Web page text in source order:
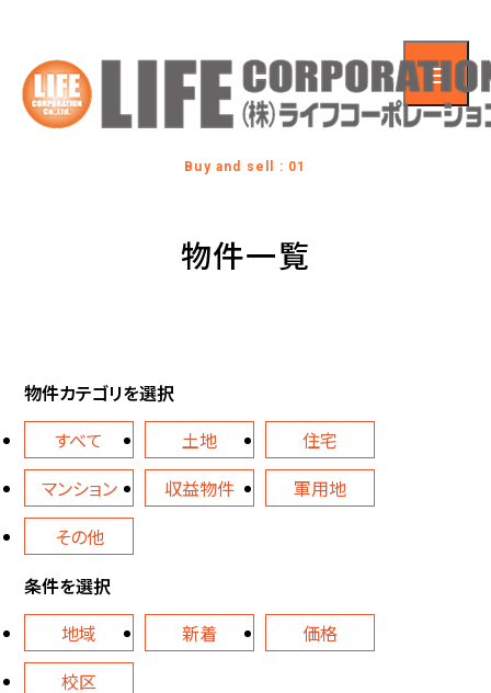
Buy and sell : 01
物件一覧
物件カテゴリを選択
すべて
土地
住宅
マンション
収益物件
軍用地
その他
条件を選択
地域
新着
価格
校区